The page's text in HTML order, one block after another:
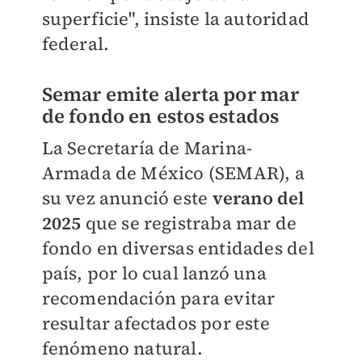
superficie", insiste la autoridad
federal.
Semar emite alerta por mar
de fondo en estos estados
La Secretaría de Marina-
Armada de México (SEMAR), a
su vez anunció este verano del
2025 que se registraba mar de
fondo en diversas entidades del
país, por lo cual lanzó una
recomendación para evitar
resultar afectados por este
fenómeno natural.